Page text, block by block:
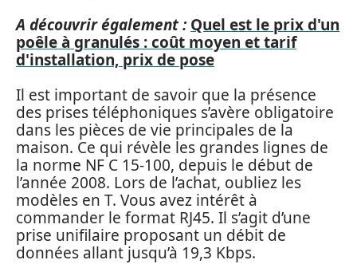
A découvrir également : Quel est le prix d'un
poêle à granulés : coût moyen et tarif
d'installation, prix de pose
Il est important de savoir que la présence
des prises téléphoniques s’avère obligatoire
dans les pièces de vie principales de la
maison. Ce qui révèle les grandes lignes de
la norme NF C 15-100, depuis le début de
l’année 2008. Lors de l’achat, oubliez les
modèles en T. Vous avez intérêt à
commander le format RJ45. Il s’agit d’une
prise unifilaire proposant un débit de
données allant jusqu’à 19,3 Kbps.